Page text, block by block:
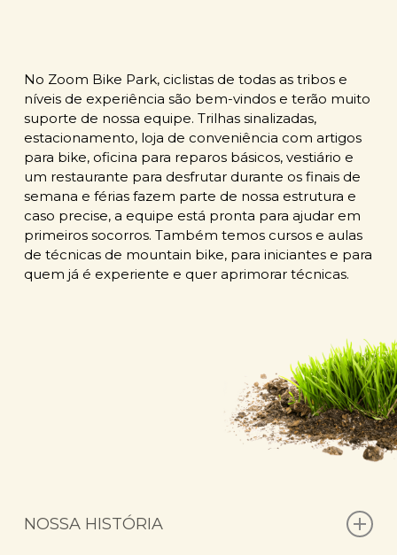
No Zoom Bike Park, ciclistas de todas as tribos e
níveis de experiência são bem-vindos e terão muito
suporte de nossa equipe. Trilhas sinalizadas,
estacionamento, loja de conveniência com artigos
para bike, oficina para reparos básicos, vestiário e
um restaurante para desfrutar durante os finais de
semana e férias fazem parte de nossa estrutura e
caso precise, a equipe está pronta para ajudar em
primeiros socorros. Também temos cursos e aulas
de técnicas de mountain bike, para iniciantes e para
quem já é experiente e quer aprimorar técnicas.
NOSSA HISTÓRIA